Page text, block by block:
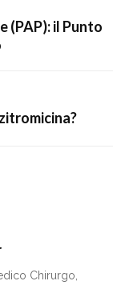
(PAP): il Punto
Chirurgo,